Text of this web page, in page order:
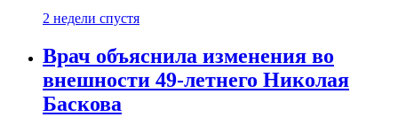
2 недели спустя
Врач объяснила изменения во
внешности 49-летнего Николая
Баскова